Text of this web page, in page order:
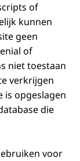
of
kunnen
geen
of
niet toestaan
verkrijgen
is opgeslagen
die
voor